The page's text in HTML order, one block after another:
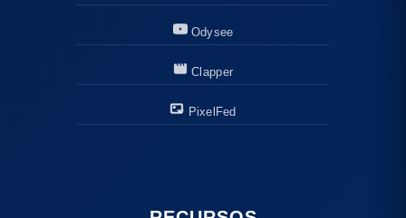
Odysee
Clapper
PixelFed